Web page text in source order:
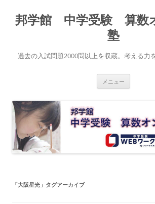
テ
ン
キ
ッ
邦学館 中学受験 算数
塾
過去の入試問題2000問以上を収蔵。考える力
メニュー
「大阪星光 」タグアーカイブ